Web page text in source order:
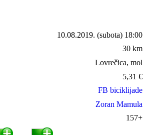
10.08.2019. (subota) 18:00
30 km
Lovrečica, mol
5,31 €
FB biciklijade
Zoran Mamula
157+